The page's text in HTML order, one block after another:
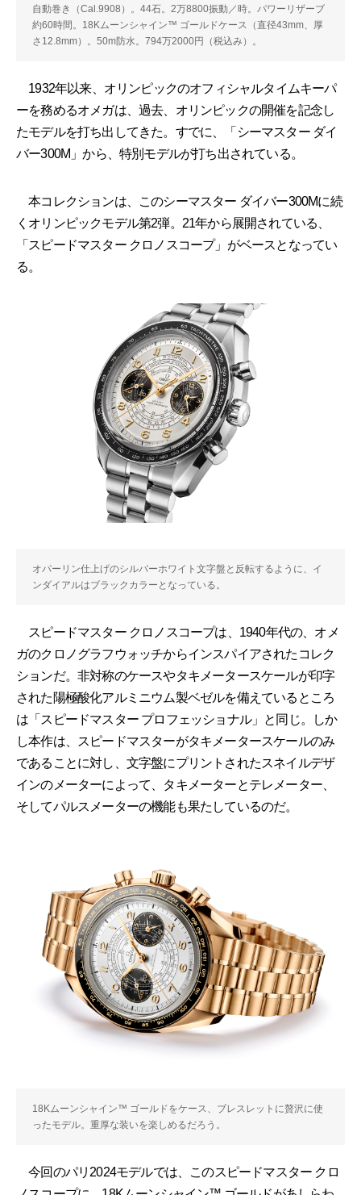
自動巻き（Cal.9908）。44石。2万8800振動／時。パワーリザーブ
約60時間。18Kムーンシャイン™ ゴールドケース（直径43mm、厚
さ12.8mm）。50m防水。794万2000円（税込み）。
1932年以来、オリンピックのオフィシャルタイムキーパ
ーを務めるオメガは、過去、オリンピックの開催を記念し
たモデルを打ち出してきた。すでに、「シーマスター ダイ
バー300M」から、特別モデルが打ち出されている。
本コレクションは、このシーマスター ダイバー300Mに続
くオリンピックモデル第2弾。21年から展開されている、
「スピードマスター クロノスコープ」がベースとなってい
る。
オパーリン仕上げのシルバーホワイト文字盤と反転するように、イ
ンダイアルはブラックカラーとなっている。
スピードマスター クロノスコープは、1940年代の、オメ
ガのクロノグラフウォッチからインスパイアされたコレク
ションだ。非対称のケースやタキメータースケールが印字
された陽極酸化アルミニウム製ベゼルを備えているところ
は「スピードマスター プロフェッショナル」と同じ。しか
し本作は、スピードマスターがタキメータースケールのみ
であることに対し、文字盤にプリントされたスネイルデザ
インのメーターによって、タキメーターとテレメーター、
そしてパルスメーターの機能も果たしているのだ。
18Kムーンシャイン™ ゴールドをケース、ブレスレットに贅沢に使
ったモデル。重厚な装いを楽しめるだろう。
今回のパリ2024モデルでは、このスピードマスター クロ